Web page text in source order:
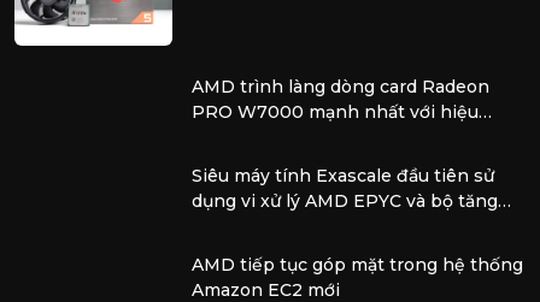
AMD trình làng dòng card Radeon
PRO W7000 mạnh nhất với hiệu
Siêu máy tính Exascale đầu tiên sử
dụng vi xử lý AMD EPYC và bộ tăng
AMD tiếp tục góp mặt trong hệ thống
Amazon EC2 mới